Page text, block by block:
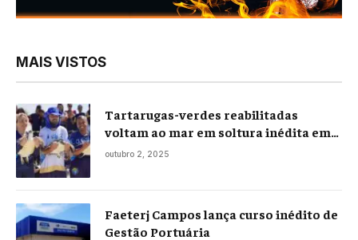
MAIS VISTOS
Tartarugas-verdes reabilitadas
voltam ao mar em soltura inédita em
Praia Seca
outubro 2, 2025
Faeterj Campos lança curso inédito de
Gestão Portuária